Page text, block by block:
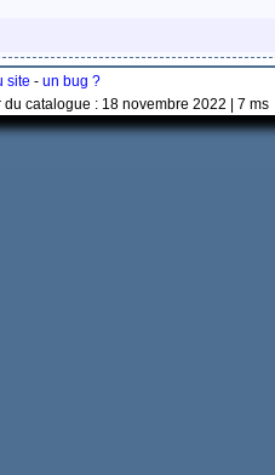
site - un bug ?
catalogue : 18 novembre 2022 | 7 ms